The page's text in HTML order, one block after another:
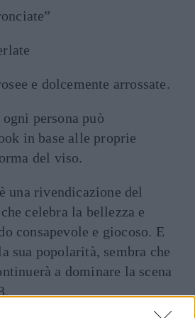
e dolcemente arrossate.
persona può
in base alle proprie
del viso.
una rivendicazione del
celebra la bellezza e
consapevole e giocoso. E
sua popolarità, sembra che
a dominare la scena